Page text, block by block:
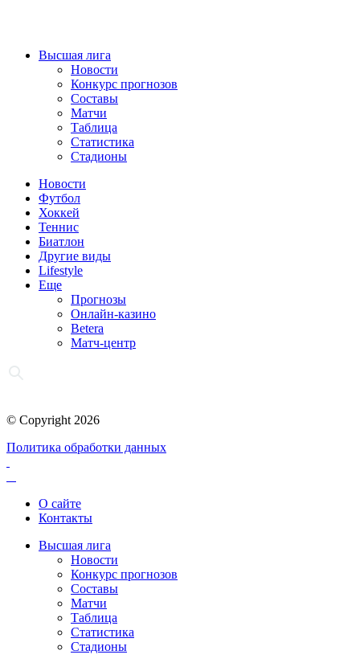
Высшая лига
Новости
Конкурс прогнозов
Составы
Матчи
Таблица
Статистика
Стадионы
Новости
Футбол
Хоккей
Теннис
Биатлон
Другие виды
Lifestyle
Еще
Прогнозы
Онлайн-казино
Betera
Матч-центр
© Copyright 2026
Политика обработки данных
О сайте
Контакты
Высшая лига
Новости
Конкурс прогнозов
Составы
Матчи
Таблица
Статистика
Стадионы